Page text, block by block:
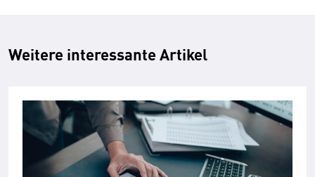
Weitere interessante Artikel